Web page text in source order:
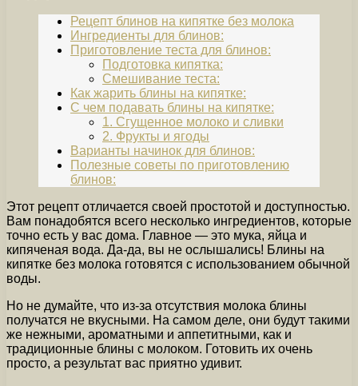
Рецепт блинов на кипятке без молока
Ингредиенты для блинов:
Приготовление теста для блинов:
Подготовка кипятка:
Смешивание теста:
Как жарить блины на кипятке:
С чем подавать блины на кипятке:
1. Сгущенное молоко и сливки
2. Фрукты и ягоды
Варианты начинок для блинов:
Полезные советы по приготовлению
блинов:
Этот рецепт отличается своей простотой и доступностью.
Вам понадобятся всего несколько ингредиентов, которые
точно есть у вас дома. Главное — это мука, яйца и
кипяченая вода. Да-да, вы не ослышались! Блины на
кипятке без молока готовятся с использованием обычной
воды.
Но не думайте, что из-за отсутствия молока блины
получатся не вкусными. На самом деле, они будут такими
же нежными, ароматными и аппетитными, как и
традиционные блины с молоком. Готовить их очень
просто, а результат вас приятно удивит.